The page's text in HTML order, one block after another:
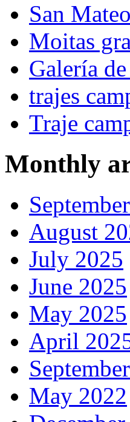
San Mateo
Moitas
Galería
trajes
Traje
Monthly
August
July 2025
June 2025
May 2025
April
May 2022